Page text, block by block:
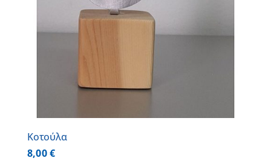
Κοτούλα
8,00€